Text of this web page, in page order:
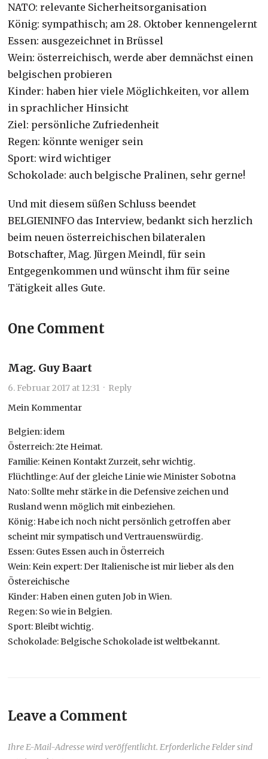
NATO: relevante Sicherheitsorganisation
König: sympathisch; am 28. Oktober kennengelernt
Essen: ausgezeichnet in Brüssel
Wein: österreichisch, werde aber demnächst einen
belgischen probieren
Kinder: haben hier viele Möglichkeiten, vor allem
in sprachlicher Hinsicht
Ziel: persönliche Zufriedenheit
Regen: könnte weniger sein
Sport: wird wichtiger
Schokolade: auch belgische Pralinen, sehr gerne!
Und mit diesem süßen Schluss beendet
BELGIENINFO das Interview, bedankt sich herzlich
beim neuen österreichischen bilateralen
Botschafter, Mag. Jürgen Meindl, für sein
Entgegenkommen und wünscht ihm für seine
Tätigkeit alles Gute.
One Comment
Mag. Guy Baart
6. Februar 2017 at 12:31 · Reply
Mein Kommentar
Belgien: idem
Österreich: 2te Heimat.
Familie: Keinen Kontakt Zurzeit, sehr wichtig.
Flüchtlinge: Auf der gleiche Linie wie Minister Sobotna
Nato: Sollte mehr stärke in die Defensive zeichen und
Rusland wenn möglich mit einbeziehen.
König: Habe ich noch nicht persönlich getroffen aber
scheint mir sympatisch und Vertrauenswürdig.
Essen: Gutes Essen auch in Österreich
Wein: Kein expert: Der Italienische ist mir lieber als den
Östereichische
Kinder: Haben einen guten Job in Wien.
Regen: So wie in Belgien.
Sport: Bleibt wichtig.
Schokolade: Belgische Schokolade ist weltbekannt.
Leave a Comment
Ihre E-Mail-Adresse wird veröffentlicht. Erforderliche Felder sind